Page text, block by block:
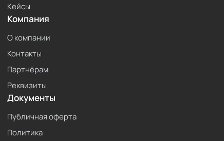
Кейсы
Компания
О компании
Контакты
Партнёрам
Реквизиты
Документы
Публичная оферта
Политика